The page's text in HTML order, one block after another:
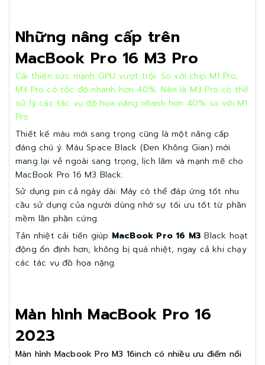
Những nâng cấp trên
MacBook Pro 16 M3 Pro
Cải thiện sức mạnh GPU vượt trội: So với chip M1 Pro,
M3 Pro có tốc độ nhanh hơn 40%. Nên là M3 Pro có thể
xử lý các tác vụ đồ họa nặng nhanh hơn 40% so với M1
Pro.
Thiết kế màu mới sang trọng cũng là một nâng cấp
đáng chú ý. Màu Space Black (Đen Không Gian) mới
mang lại vẻ ngoài sang trọng, lịch lãm và mạnh mẽ cho
MacBook Pro 16 M3 Black.
Sử dụng pin cả ngày dài: Máy có thể đáp ứng tốt nhu
cầu sử dụng của người dùng nhớ sự tối ưu tốt từ phần
mềm lần phần cứng.
Tản nhiệt cải tiến giúp MacBook Pro 16 M3 Black hoạt
động ổn định hơn, không bị quá nhiệt, ngay cả khi chạy
các tác vụ đồ họa nặng.
Màn hình MacBook Pro 16
2023
Màn hình Macbook Pro M3 16inch có nhiều ưu điểm nổi